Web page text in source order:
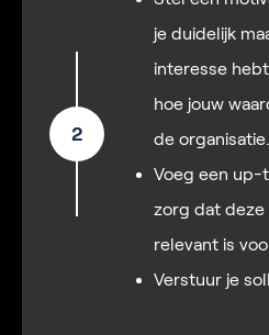
2
je duidelijk
interesse
hoe jouw
de organisatie.
Voeg een up-
zorg dat deze
relevant is
Verstuur je